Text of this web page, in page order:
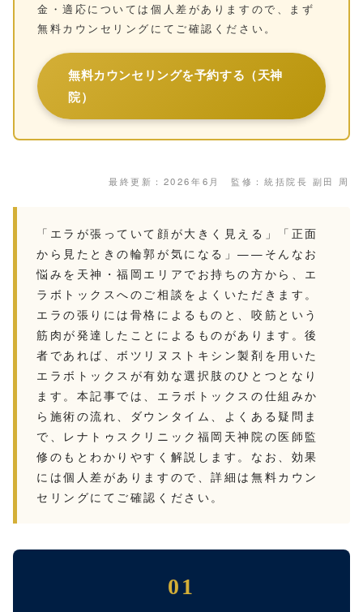
金・適応については個人差がありますので、まず
無料カウンセリングにてご確認ください。
無料カウンセリングを予約する（天神
院）
最終更新：2026年6月 監修：統括院長 副田 周
「エラが張っていて顔が大きく見える」「正面
から見たときの輪郭が気になる」——そんなお
悩みを天神・福岡エリアでお持ちの方から、エ
ラボトックスへのご相談をよくいただきます。
エラの張りには骨格によるものと、咬筋という
筋肉が発達したことによるものがあります。後
者であれば、ボツリヌストキシン製剤を用いた
エラボトックスが有効な選択肢のひとつとなり
ます。本記事では、エラボトックスの仕組みか
ら施術の流れ、ダウンタイム、よくある疑問ま
で、レナトゥスクリニック福岡天神院の医師監
修のもとわかりやすく解説します。なお、効果
には個人差がありますので、詳細は無料カウン
セリングにてご確認ください。
01